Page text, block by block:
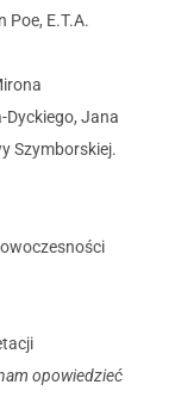
Poe, E.T.A.
Dyckiego, Jana
Szymborskiej.
opowiedzieć